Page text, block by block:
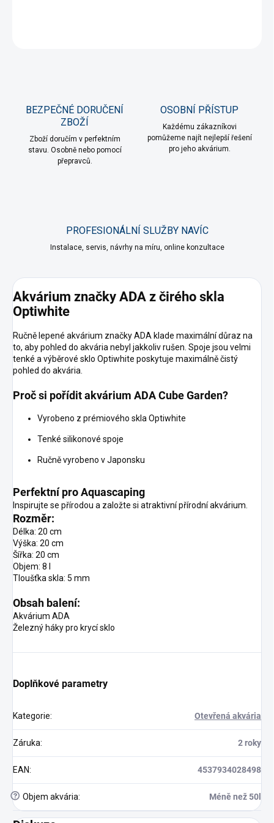
BEZPEČNÉ DORUČENÍ
ZBOŽÍ
Zboží doručím v perfektním
stavu. Osobně nebo pomocí
přepravců.
OSOBNÍ PŘÍSTUP
Každému zákazníkovi
pomůžeme najít nejlepší řešení
pro jeho akvárium.
PROFESIONÁLNÍ SLUŽBY NAVÍC
Instalace, servis, návrhy na míru, online konzultace
Akvárium značky ADA z čirého skla
Optiwhite
Ručně lepené akvárium značky ADA klade maximální důraz na
to, aby pohled do akvária nebyl jakkoliv rušen. Spoje jsou velmi
tenké a výběrové sklo Optiwhite poskytuje maximálně čistý
pohled do akvária.
Proč si pořídit akvárium ADA Cube Garden?
Vyrobeno z prémiového skla Optiwhite
Tenké silikonové spoje
Ručně vyrobeno v Japonsku
Perfektní pro Aquascaping
Inspirujte se přírodou a založte si atraktivní přírodní akvárium.
Rozměr:
Délka: 20 cm
Výška: 20 cm
Šířka: 20 cm
Objem: 8 l
Tloušťka skla: 5 mm
Obsah balení:
Akvárium ADA
Železný háky pro krycí sklo
Doplňkové parametry
Kategorie: Otevřená akvária
Záruka: 2 roky
EAN: 4537934028498
? Objem akvária: Méně než 50l